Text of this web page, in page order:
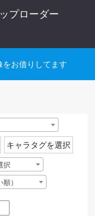
プローダー
をお借りしてます
キャラタグを選択
択
）